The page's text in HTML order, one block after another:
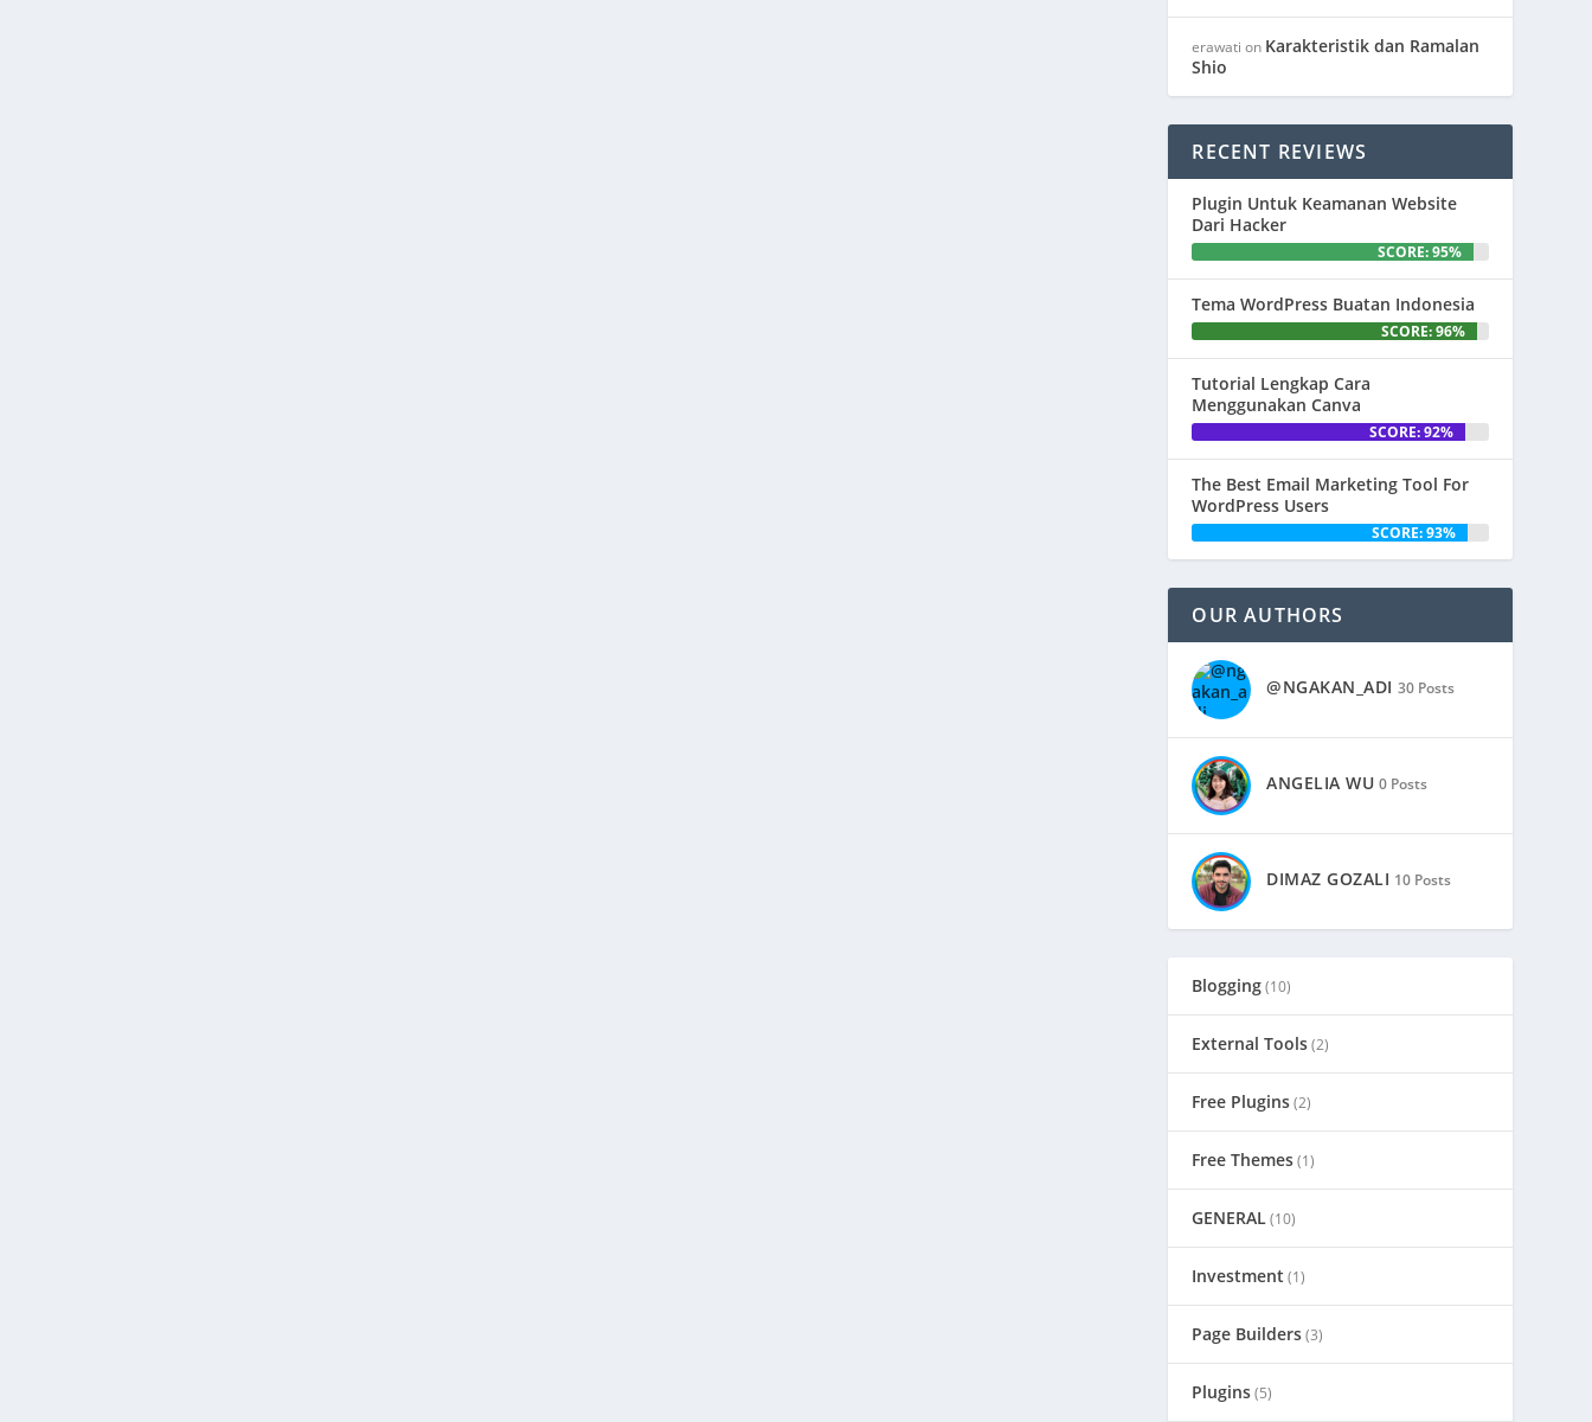
erawati on Karakteristik dan Ramalan
Shio
RECENT REVIEWS
Plugin Untuk Keamanan Website
Dari Hacker
SCORE: 95%
Tema WordPress Buatan Indonesia
SCORE: 96%
Tutorial Lengkap Cara
Menggunakan Canva
SCORE: 92%
The Best Email Marketing Tool For
WordPress Users
SCORE: 93%
OUR AUTHORS
@NGAKAN_ADI 30 Posts
ANGELIA WU 0 Posts
DIMAZ GOZALI 10 Posts
Blogging(10)
External Tools(2)
Free Plugins(2)
Free Themes(1)
GENERAL(10)
Investment (1)
Page Builders(3)
Plugins(5)